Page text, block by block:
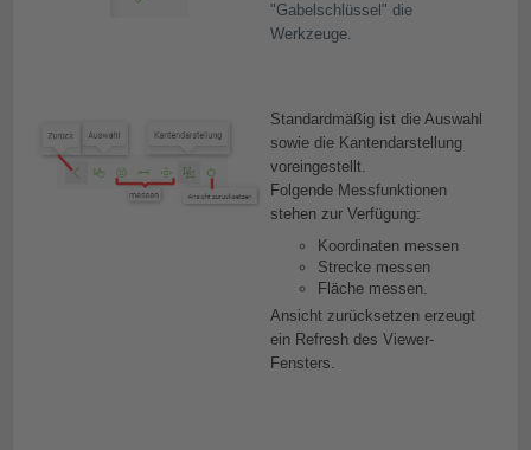
"Gabelschlüssel" die
Werkzeuge.
Standardmäßig ist die Auswahl
sowie die Kantendarstellung
voreingestellt.
Folgende Messfunktionen
stehen zur Verfügung:
Koordinaten messen
Strecke messen
Fläche messen.
Ansicht zurücksetzen erzeugt
ein Refresh des Viewer-
Fensters.